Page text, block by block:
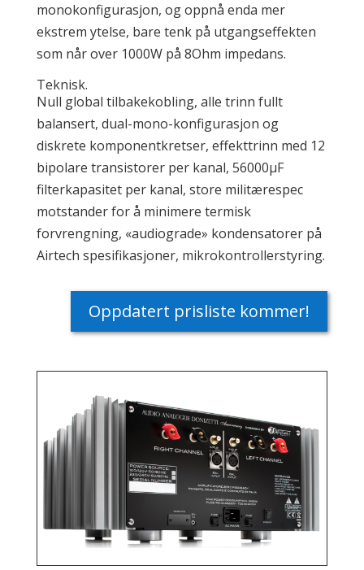
monokonfigurasjon, og oppnå enda mer
ekstrem ytelse, bare tenk på utgangseffekten
som når over 1000W på 8Ohm impedans.
Teknisk.
Null global tilbakekobling, alle trinn fullt
balansert, dual-mono-konfigurasjon og
diskrete komponentkretser, effekttrinn med 12
bipolare transistorer per kanal, 56000μF
filterkapasitet per kanal, store militærespec
motstander for å minimere termisk
forvrengning, «audiograde» kondensatorer på
Airtech spesifikasjoner, mikrokontrollerstyring.
Oppdatert prisliste kommer!